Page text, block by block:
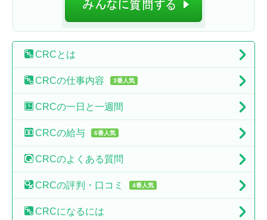
CRCとは
CRCの仕事内容 3番人気
CRCの一日と一週間
CRCの給与 6番人気
CRCのよくある質問
CRCの評判・口コミ 4番人気
CRCになるには